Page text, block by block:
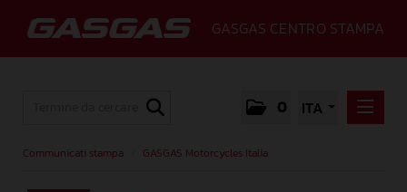
GASGAS CENTRO STAMPA
0 ITA
Communicati stampa GASGAS Motorcycles Italia